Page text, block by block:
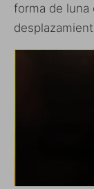
forma de luna